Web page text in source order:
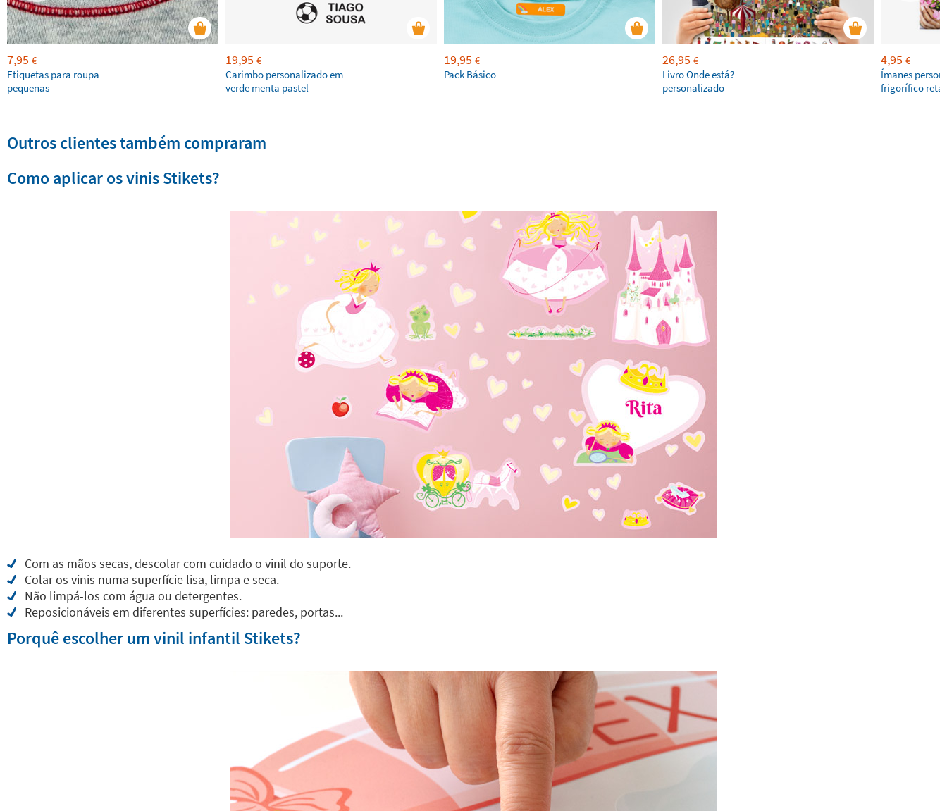
7,95 €
Etiquetas para roupa
pequenas
19,95 €
Carimbo personalizado em
verde menta pastel
19,95 €
Pack Básico
26,95 €
Livro Onde está?
personalizado
4,95 €
Ímanes
frigorífico
Outros clientes também compraram
Como aplicar os vinis Stikets?
Com as mãos secas, descolar com cuidado o vinil do suporte.
Colar os vinis numa superfície lisa, limpa e seca.
Não limpá-los com água ou detergentes.
Reposicionáveis em diferentes superfícies: paredes, portas...
Porquê escolher um vinil infantil Stikets?